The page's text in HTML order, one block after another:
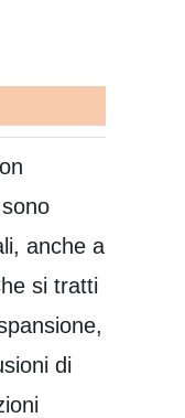
anche a
si tratti
di